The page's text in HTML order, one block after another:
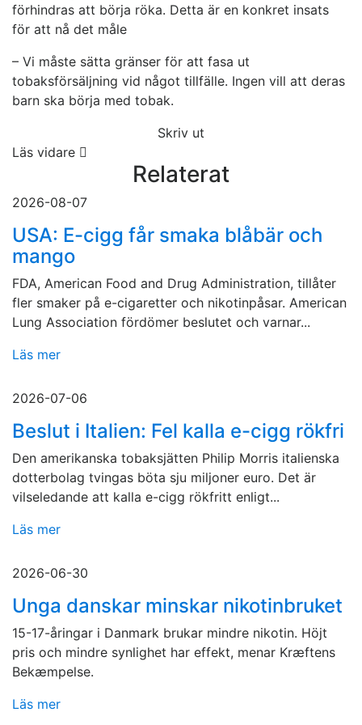
förhindras att börja röka. Detta är en konkret insats
för att nå det måle
– Vi måste sätta gränser för att fasa ut
tobaksförsäljning vid något tillfälle. Ingen vill att deras
barn ska börja med tobak.
Skriv ut
Läs vidare
Relaterat
2026-08-07
USA: E-cigg får smaka blåbär och
mango
FDA, American Food and Drug Administration, tillåter
fler smaker på e-cigaretter och nikotinpåsar. American
Lung Association fördömer beslutet och varnar...
Läs mer
2026-07-06
Beslut i Italien: Fel kalla e-cigg rökfri
Den amerikanska tobaksjätten Philip Morris italienska
dotterbolag tvingas böta sju miljoner euro. Det är
vilseledande att kalla e-cigg rökfritt enligt...
Läs mer
2026-06-30
Unga danskar minskar nikotinbruket
15-17-åringar i Danmark brukar mindre nikotin. Höjt
pris och mindre synlighet har effekt, menar Kræftens
Bekæmpelse.
Läs mer